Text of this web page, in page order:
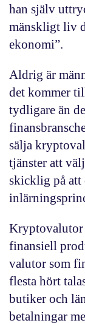
han själv
mänskligt liv
ekonomi”.
Aldrig är
det kommer
tydligare än
sälja
tjänster att
skicklig på att
Kryptovalutor
finansiell
valutor som
flesta hört
butiker och
betalningar